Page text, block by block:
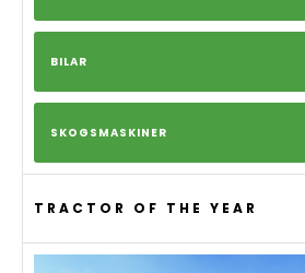
BILAR
SKOGSMASKINER
TRACTOR OF THE YEAR